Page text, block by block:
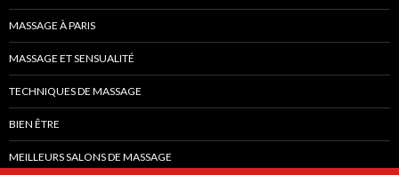
MASSAGE À PARIS
MASSAGE ET SENSUALITÉ
TECHNIQUES DE MASSAGE
BIEN ÊTRE
MEILLEURS SALONS DE MASSAGE